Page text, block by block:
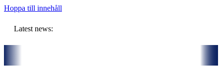
Hoppa till innehåll
Latest news: